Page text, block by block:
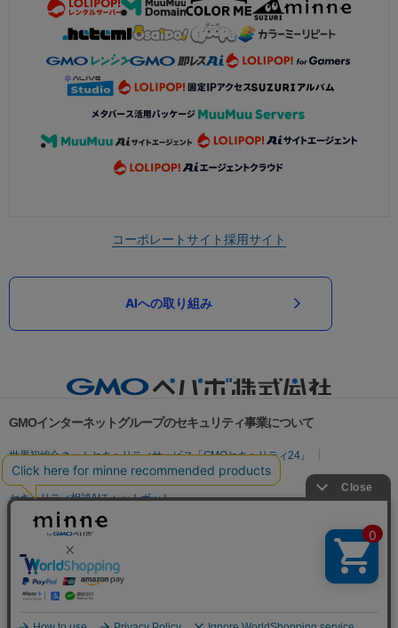
コーポレートサイト採用サイト
AIへの取り組み
GMOインターネットグループのセキュリティ事業について
世界初総合ネットセキュリティサービス「GMOセキュリティ24」
パスワード漏洩診断
Webサイトリスク診断
セキュリティ相談AIチャットボット
実在証明・盗聴対策
サイバー攻撃対策（GMO Flatt Security）
セキュリティ事業の軌跡